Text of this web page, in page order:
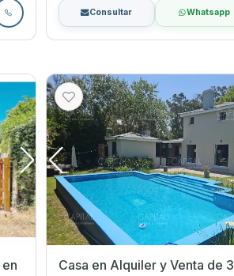
Consultar Whatsapp
Casa en Alquiler y Venta de 3